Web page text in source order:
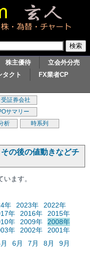
株主優待
立会外分売
タクト
FX業者CP
受証券会社
サマリー
析
時系列
の後の値動きなどチ
ます。
年 2023年
2022年
年 2016年
2015年
年 2009年
2008年
年 2002年
2001年
6月 7月 8月
9月